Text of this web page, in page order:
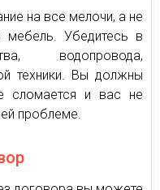
на все мелочи, а не
Убедитесь в
водопровода,
техники. Вы должны
сломается и вас не
проблеме.